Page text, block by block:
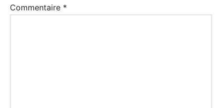
Commentaire *